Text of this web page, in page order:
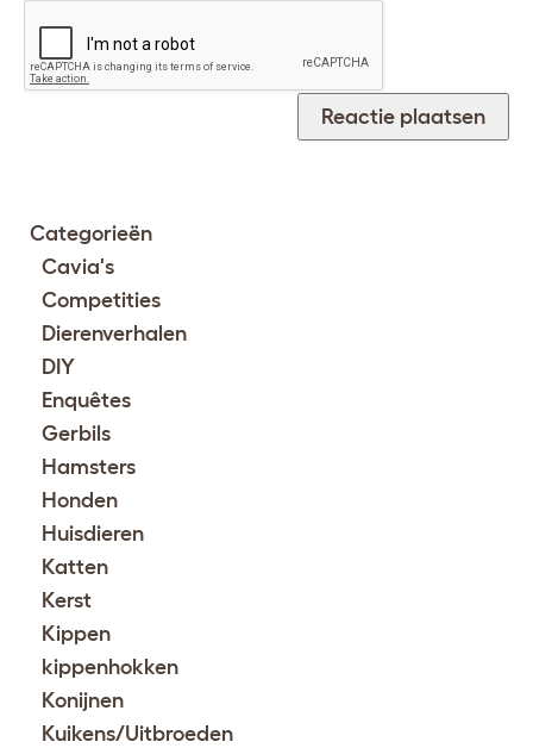
Categorieën
Cavia's
Competities
Dierenverhalen
DIY
Enquêtes
Gerbils
Hamsters
Honden
Huisdieren
Katten
Kerst
Kippen
kippenhokken
Konijnen
Kuikens/Uitbroeden